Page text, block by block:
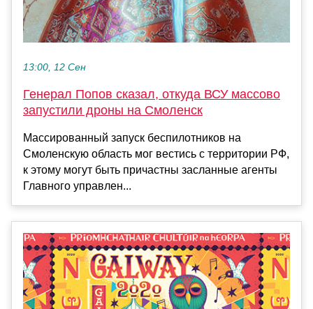
13:00, 12 Сен
Генерал Попов сказал, откуда ВСУ массово
запустили дроны на Смоленск
Массированный запуск беспилотников на
Смоленскую область мог вестись с территории РФ,
к этому могут быть причастны засланные агенты
Главного управлен...